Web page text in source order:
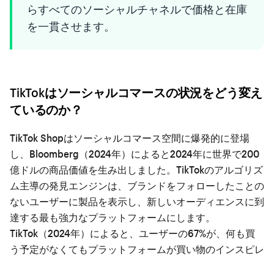
らすべてのソーシャルチャネルで価格と在庫
を一貫させます。
TikTokはソーシャルコマースの状況をどう変え
ているのか？
TikTok Shopはソーシャルコマース空間に爆発的に登場
し、Bloomberg（2024年）によると2024年に世界で200
億ドルの商品価値を生み出しました。TikTokのアルゴリズ
ム主導の発見エンジンは、ブランドをフォローしたことの
ないユーザーに製品を表示し、新しいオーディエンスに到
達する最も強力なプラットフォームにします。
TikTok（2024年）によると、ユーザーの67%が、何も買
う予定がなくてもプラットフォームが買い物のインスピレ